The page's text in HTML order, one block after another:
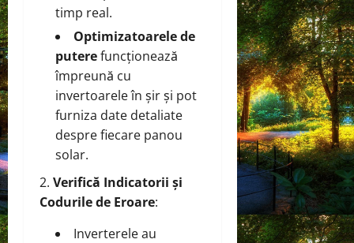
timp real.
Optimizatoarele de
puterefuncționează
împreună cu
invertoarele în șir și pot
furniza date detaliate
despre fiecare panou
solar.
Verifică Indicatorii și
Codurile de Eroare:
Inverterele au